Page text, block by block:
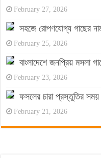
February 27, 2026
সহজে রোপণযোগ্য গাছের
February 25, 2026
বাংলাদেশে জনপ্রিয় মসলা
February 23, 2026
ফসলের চারা প্রস্তুতির সময়
February 21, 2026